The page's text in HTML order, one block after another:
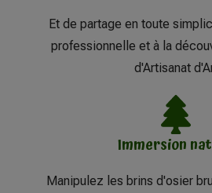
Et de partage en toute
professionnelle et à la
d'Artisanat
Immersion
Manipulez les brins d'osier